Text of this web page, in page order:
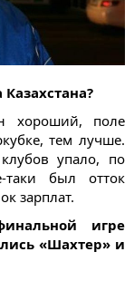
хороший, поле
тем лучше.
упало, по
был отток
зарплат.
игре
«Шахтер» и